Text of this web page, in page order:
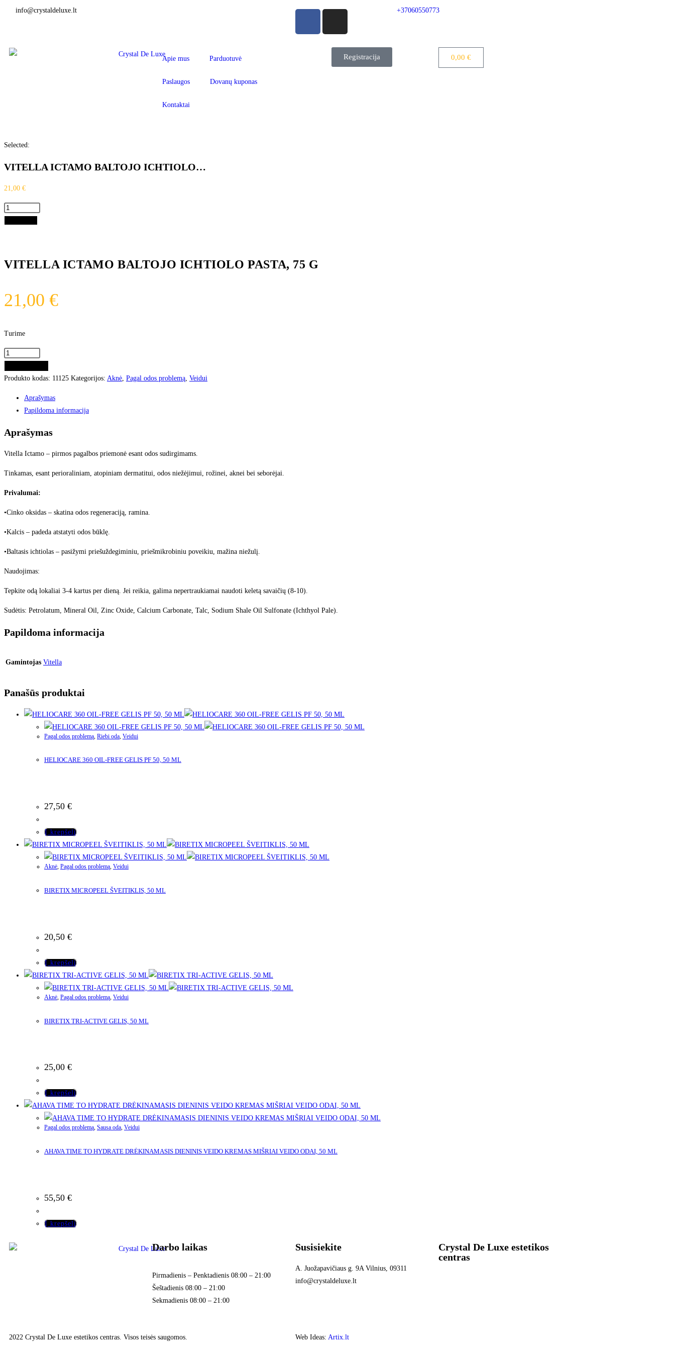
info@crystaldeluxe.lt +37060550773
Apie mus Parduotuvė
Paslaugos Dovanų kuponas
Kontaktai
Registracija 0,00 €
Selected:
VITELLA ICTAMO BALTOJO ICHTIOLO…
21,00 €
VITELLA ICTAMO BALTOJO ICHTIOLO PASTA, 75 G
21,00 €
Turime
Produkto kodas: 11125 Kategorijos: Aknė, Pagal odos problemą, Veidui
Aprašymas
Papildoma informacija
Aprašymas
Vitella Ictamo – pirmos pagalbos priemonė esant odos sudirgimams.
Tinkamas, esant perioraliniam, atopiniam dermatitui, odos niežėjimui, rožinei, aknei bei seborėjai.
Privalumai:
•Cinko oksidas – skatina odos regeneraciją, ramina.
•Kalcis – padeda atstatyti odos būklę.
•Baltasis ichtiolas – pasižymi priešuždegiminiu, priešmikrobiniu poveikiu, mažina niežulį.
Naudojimas:
Tepkite odą lokaliai 3-4 kartus per dieną. Jei reikia, galima nepertraukiamai naudoti keletą savaičių (8-10).
Sudėtis: Petrolatum, Mineral Oil, Zinc Oxide, Calcium Carbonate, Talc, Sodium Shale Oil Sulfonate (Ichthyol Pale).
Papildoma informacija
Gamintojas Vitella
Panašūs produktai
Pagal odos problemą Riebi oda Veidui
HELIOCARE 360 OIL-FREE GELIS PF 50, 50 ML
27,50 €
Į krepšelį
Aknė, Pagal odos problemą, Veidui
BIRETIX MICROPEEL ŠVEITIKLIS, 50 ML
20,50 €
Į krepšelį
Aknė Pagal odos problemą Veidui
BIRETIX TRI-ACTIVE GELIS, 50 ML
25,00 €
Į krepšelį
Pagal odos problemą, Sausa oda, Veidui
AHAVA TIME TO HYDRATE DRĖKINAMASIS DIENINIS VEIDO KREMAS MIŠRIAI VEIDO ODAI, 50 ML
55,50 €
Į krepšelį
Darbo laikas
Pirmadienis – Penktadienis 08:00 – 21:00
Šeštadienis 08:00 – 21:00
Sekmadienis 08:00 – 21:00
Susisiekite
A. Juožapavičiaus g. 9A Vilnius, 09311
info@crystaldeluxe.lt
Crystal De Luxe estetikos
centras
2022 Crystal De Luxe estetikos centras. Visos teisės saugomos. Web Ideas: Artix.lt